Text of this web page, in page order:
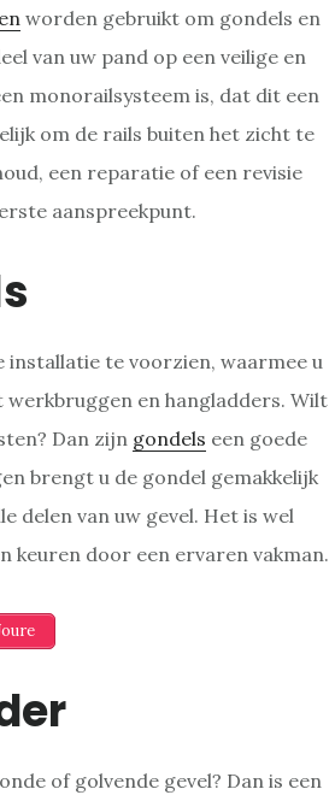
worden gebruikt om gondels en
van uw pand op een veilige en
monorailsysteem is, dat dit een
om de rails buiten het zicht te
een reparatie of een revisie
aanspreekpunt.
installatie te voorzien, waarmee u
en hangladders. Wilt
Dan zijn gondels een goede
brengt u de gondel gemakkelijk
delen van uw gevel. Het is wel
door een ervaren vakman.
of golvende gevel? Dan is een